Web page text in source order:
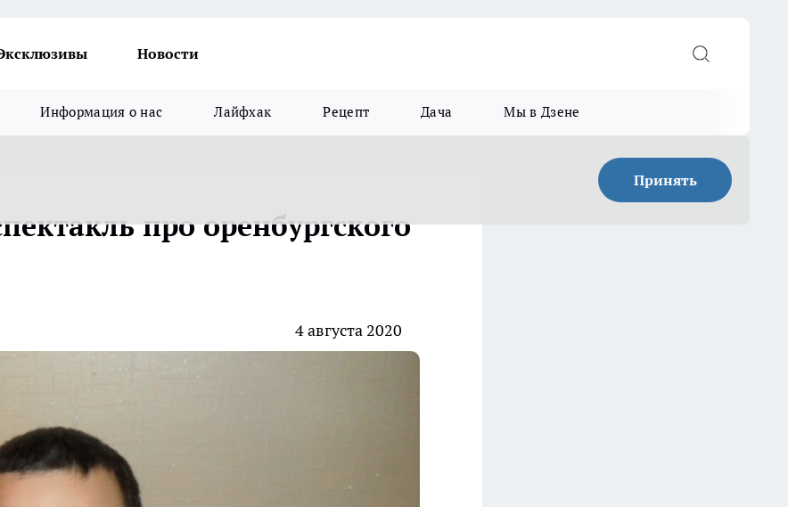
Новости
Информация о нас Лайфхак Рецепт Дача Мы в Дзене
Принять
про оренбургского
4 августа 2020